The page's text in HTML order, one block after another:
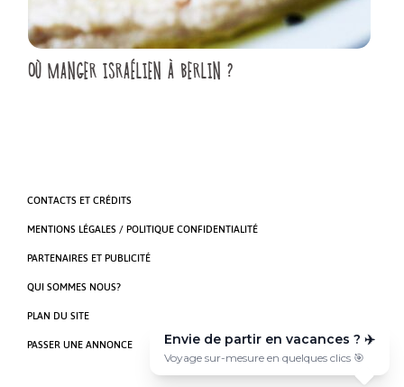
OÙ MANGER ISRAÉLIEN À BERLIN ?
CONTACTS ET CRÉDITS
MENTIONS LÉGALES / POLITIQUE CONFIDENTIALITÉ
PARTENAIRES ET PUBLICITÉ
QUI SOMMES NOUS?
PLAN DU SITE
PASSER UNE ANNONCE Envie de partir en vacances ? ✈️
Voyage sur-mesure en quelques clics 🎯